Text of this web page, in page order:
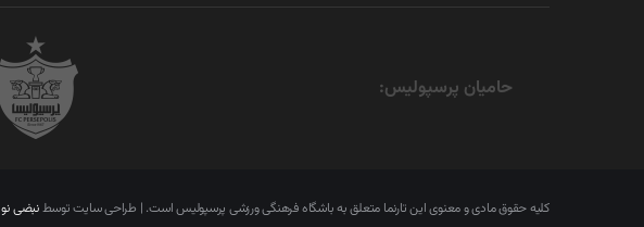
حامیان پرسپولیس:
کلیه حقوق مادی و معنوی این تارنما متعلق به باشگاه فرهنگی ورزشی پرسپولیس است. | طراحی سایت توسطنبضی نو